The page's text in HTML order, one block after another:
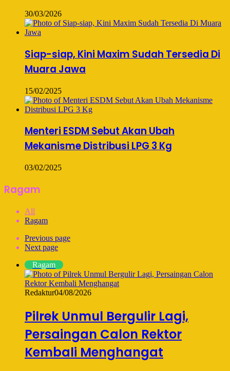
30/03/2026
Siap-siap, Kini Maxim Sudah Tersedia Di
Muara Jawa
15/02/2025
Menteri ESDM Sebut Akan Ubah
Mekanisme Distribusi LPG 3 Kg
03/02/2025
Ragam
All
Ragam
Previous page
Next page
Ragam
Redaktur04/08/2026
Pilrek Unmul Bergulir Lagi,
Persaingan Calon Rektor
Kembali Menghangat